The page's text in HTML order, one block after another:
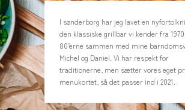
I sønderborg har jeg lavet en
den klassiske grillbar vi kender fra
80’erne sammen med mine
Michel og Daniel. Vi har respekt for
traditionerne, men sætter vores eget
menukortet, så det passer ind i 2021.